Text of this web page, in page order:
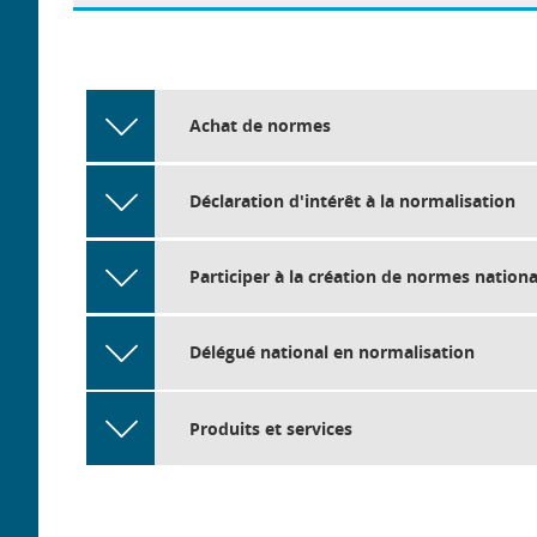
Achat de normes
Déclaration d'intérêt à la normalisation
Participer à la création de normes
Délégué national en normalisation
Produits et services